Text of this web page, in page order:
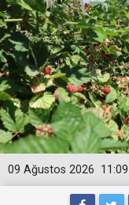
11:09
09 Ağustos 2026